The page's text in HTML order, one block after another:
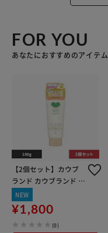
FOR YOU
あなたにおすすめのアイテム
【2個セット】カウブ
ランド カウブランド 無
添加トリートメント 18
0g うるおいケア
NEW
¥1,800
(0)